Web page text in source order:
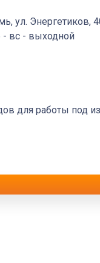
ул. Энергетиков,
- вс - выходной
для работы под